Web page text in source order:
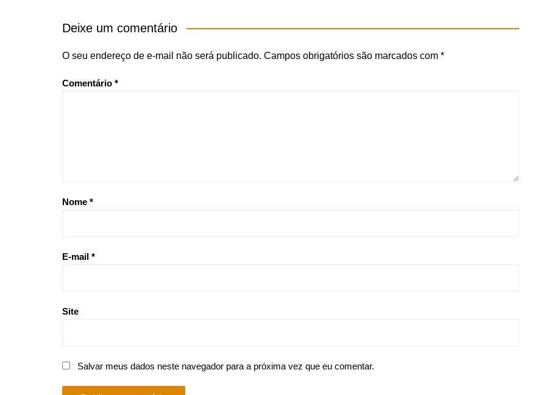
Deixe um comentário
O seu endereço de e-mail não será publicado. Campos obrigatórios são marcados com *
Comentário *
Nome *
E-mail *
Site
Salvar meus dados neste navegador para a próxima vez que eu comentar.